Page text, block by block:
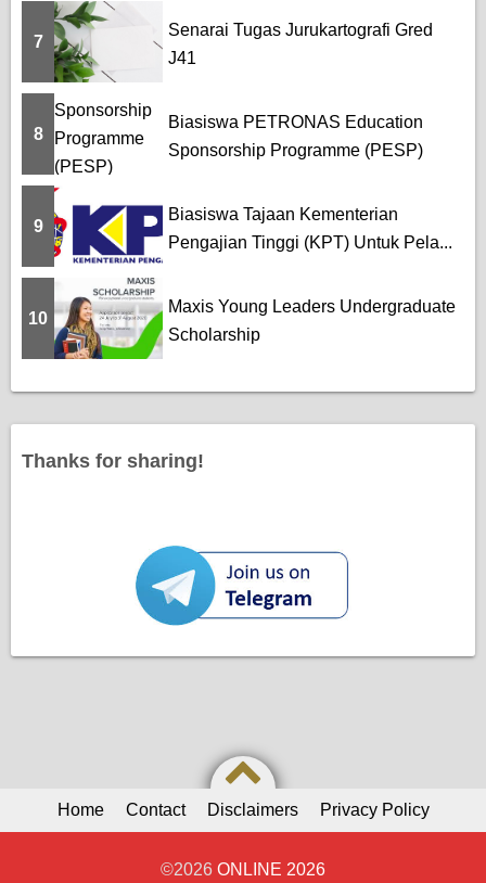
7
Senarai Tugas Jurukartografi Gred
J41
8
Biasiswa PETRONAS Education
Sponsorship Programme (PESP)
9
Biasiswa Tajaan Kementerian
Pengajian Tinggi (KPT) Untuk Pela...
10
Maxis Young Leaders Undergraduate
Scholarship
Thanks for sharing!
Home Contact Disclaimers Privacy Policy
©2026 ONLINE 2026